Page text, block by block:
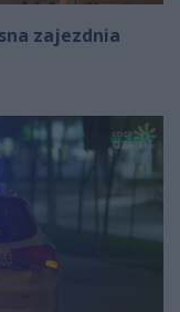
zajezdnia